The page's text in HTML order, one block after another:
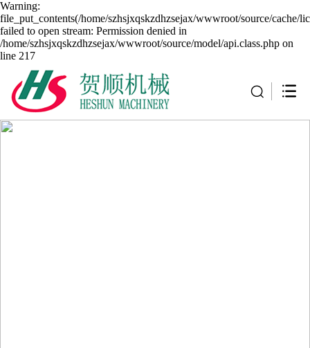
Warning:
file_put_contents(/home/szhsjxqskzdhzsejax/wwwroot/source/cache/
failed to open stream: Permission denied in
/home/szhsjxqskzdhzsejax/wwwroot/source/model/api.class.php on
line 217